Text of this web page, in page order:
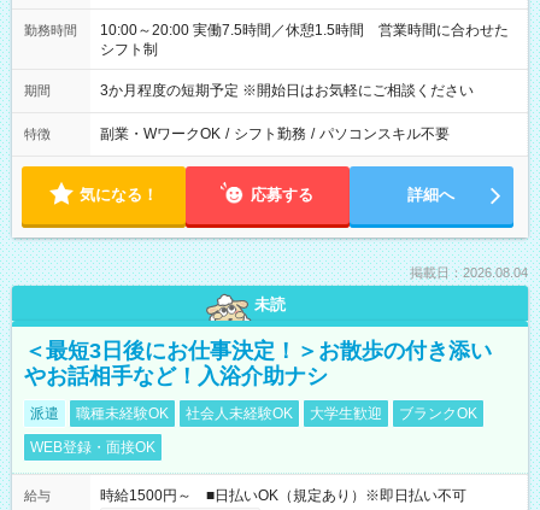
勤務時間
10:00～20:00 実働7.5時間／休憩1.5時間 営業時間に合わせた
シフト制
期間 3か月程度の短期予定 ※開始日はお気軽にご相談ください
特徴 副業・WワークOK / シフト勤務 / パソコンスキル不要
気になる！ 応募する 詳細へ
掲載日：2026.08.04
未読
＜最短3日後にお仕事決定！＞お散歩の付き添い
やお話相手など！入浴介助ナシ
派遣 職種未経験OK 社会人未経験OK 大学生歓迎
ブランクOK
WEB登録・面接OK
給与
時給1500円～ ■日払いOK（規定あり）※即日払い不可